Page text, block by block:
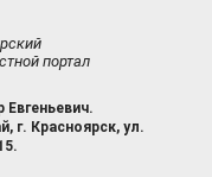
портал
г. Красноярск, ул.